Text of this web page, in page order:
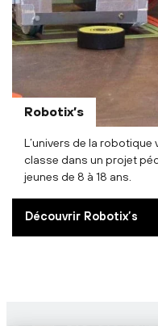
Robotix’s
L’univers de la
classe dans un projet
jeunes de 8 à 18 ans.
Découvrir Robotix’s